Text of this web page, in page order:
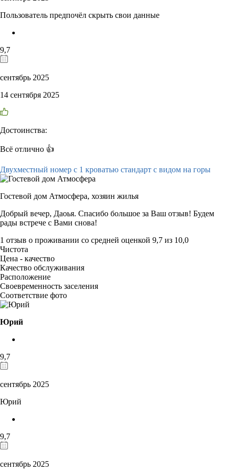
Пользователь предпочёл скрыть свои данные
9,7
сентябрь 2025
14 сентября 2025
Достоинства:
Всё отлично 👍
Двухместный номер с 1 кроватью стандарт с видом на горы
Гостевой дом Атмосфера, хозяин жилья
Добрый вечер, Даоья. Спасибо большое за Ваш отзыв! Будем
рады встрече с Вами снова!
1 отзыв о проживании со средней оценкой 9,7 из 10,0
Чистота
Цена - качество
Качество обслуживания
Расположение
Своевременность заселения
Соответствие фото
Юрий
9,7
сентябрь 2025
Юрий
9,7
сентябрь 2025